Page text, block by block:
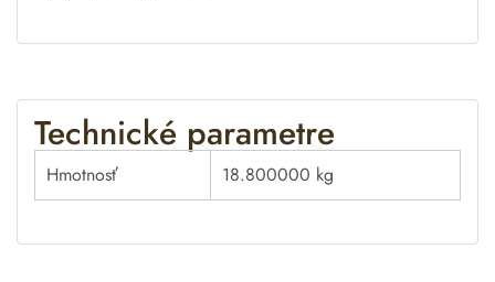
Technické parametre
Hmotnosť 18.800000 kg